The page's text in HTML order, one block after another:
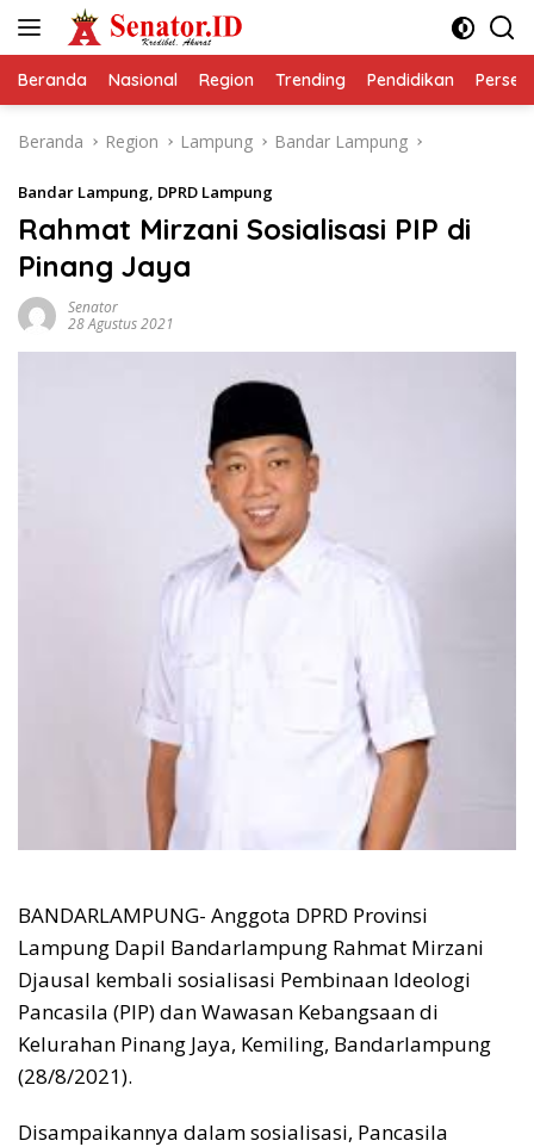
Beranda Nasional Region Trending Pendidikan
Beranda Region Lampung Bandar Lampung
Bandar Lampung, DPRD Lampung
Rahmat Mirzani Sosialisasi PIP di
Pinang Jaya
Senator
28 Agustus 2021
BANDARLAMPUNG- Anggota DPRD Provinsi
Lampung Dapil Bandarlampung Rahmat Mirzani
Djausal kembali sosialisasi Pembinaan Ideologi
Pancasila (PIP) dan Wawasan Kebangsaan di
Kelurahan Pinang Jaya, Kemiling, Bandarlampung
(28/8/2021).
Disampaikannya dalam sosialisasi, Pancasila